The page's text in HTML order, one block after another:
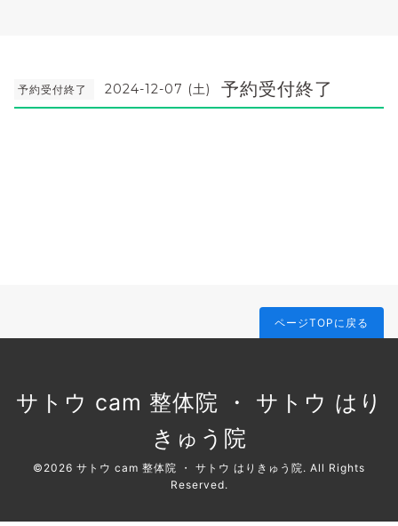
予約受付終了 2024-12-07 (土) 予約受付終了
ページTOPに戻る
サトウ cam 整体院 ・ サトウ はり
きゅう院
©2026 サトウ cam 整体院 ・ サトウ はりきゅう院. All Rights
Reserved.